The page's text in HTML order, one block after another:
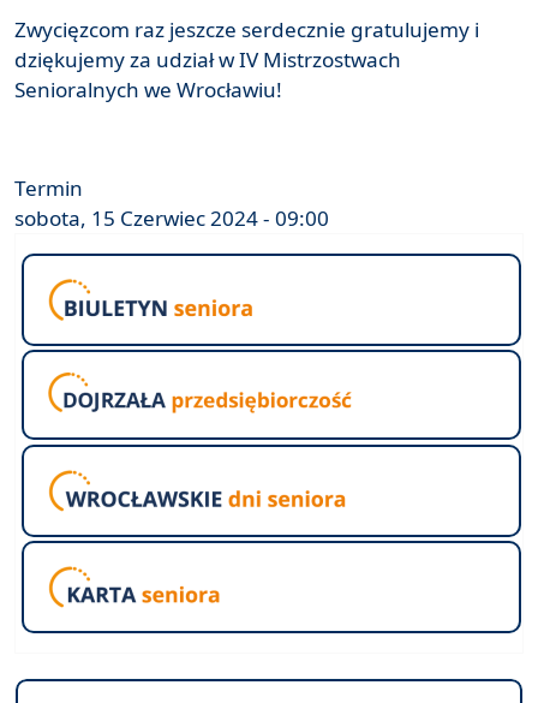
Zwycięzcom raz jeszcze serdecznie gratulujemy i
dziękujemy za udział w IV Mistrzostwach
Senioralnych we Wrocławiu!
Termin
sobota, 15 Czerwiec 2024 - 09:00